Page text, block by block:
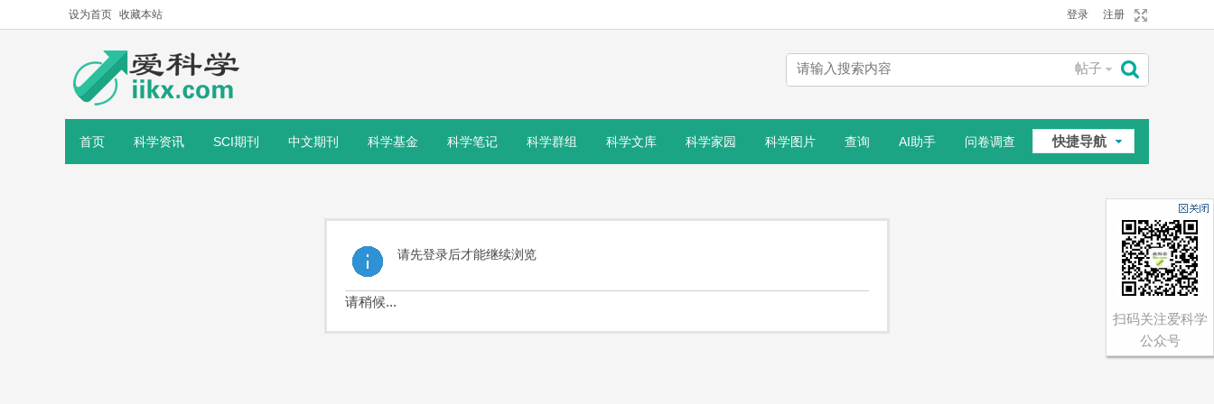
设为首页 收藏本站 登录 注册
帖子
快捷导航
首页 科学资讯 SCI期刊 中文期刊 科学基金 科学笔记 科学群组 科学文库 科学家园 科学图片 查询 AI助手 问卷调查
请先登录后才能继续浏览
请稍候...
扫码关注爱科学
公众号